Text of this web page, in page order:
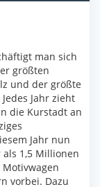
man sich
größten
und der größte
Jahr zieht
die Kurstadt an
Jahr nun
1,5 Millionen
vorbei. Dazu